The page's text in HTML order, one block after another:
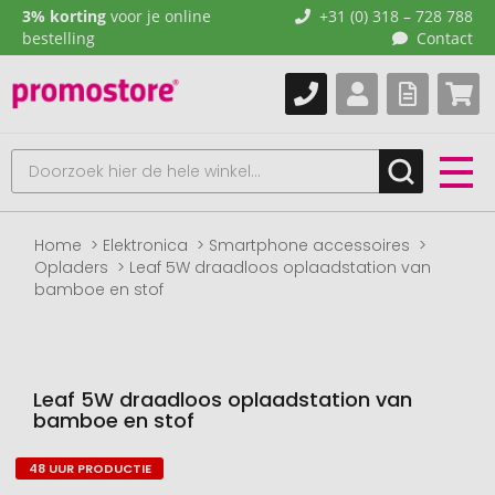
3% korting voor je online
bestelling
+31 (0) 318 – 728 788
Contact
Home Elektronica
Smartphone accessoires
Opladers
Leaf 5W draadloos oplaadstation van
bamboe en stof
Leaf 5W draadloos oplaadstation van
bamboe en stof
Naar
48 UUR PRODUCTIE